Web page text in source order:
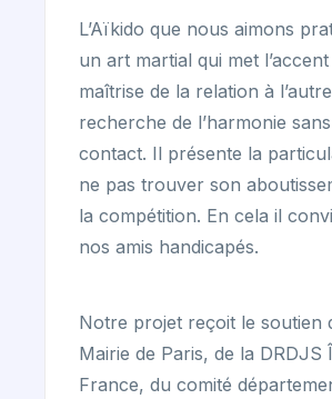
L’Aïkido que nous aimons
un art martial qui met
maîtrise de la relation à
recherche de l’harmonie
contact. Il présente la
ne pas trouver son
la compétition. En cela il
nos amis handicapés.
Notre projet reçoit le soutien
Mairie de Paris, de la DRDJS
France, du comité